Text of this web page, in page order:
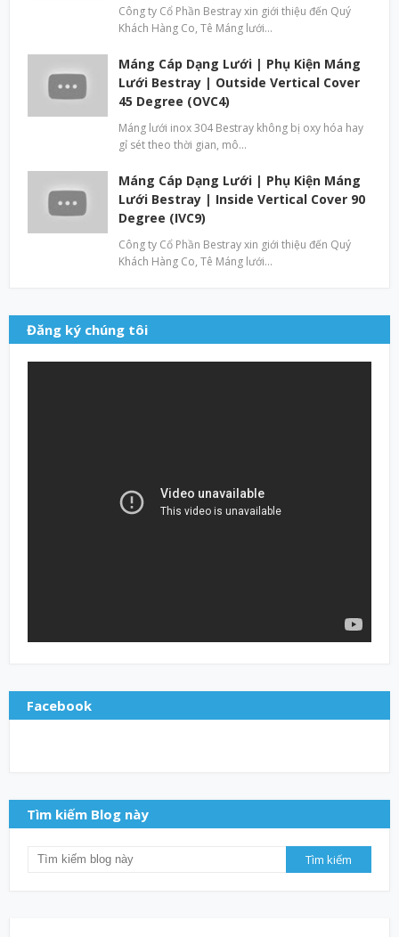
Công ty Cổ Phần Bestray xin giới thiệu đến Quý
Khách Hàng Co, Tê Máng lưới…
Máng Cáp Dạng Lưới | Phụ Kiện Máng
Lưới Bestray | Outside Vertical Cover
45 Degree (OVC4)
Máng lưới inox 304 Bestray không bị oxy hóa hay
gỉ sét theo thời gian, mô…
Máng Cáp Dạng Lưới | Phụ Kiện Máng
Lưới Bestray | Inside Vertical Cover 90
Degree (IVC9)
Công ty Cổ Phần Bestray xin giới thiệu đến Quý
Khách Hàng Co, Tê Máng lưới…
Đăng ký chúng tôi
Facebook
Tìm kiếm Blog này